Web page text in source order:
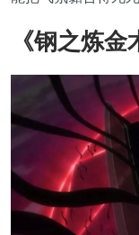
《钢之炼